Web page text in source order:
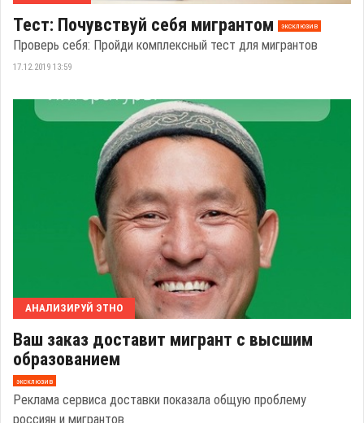
Тест: Почувствуй себя мигрантом эксклюзив
Проверь себя: Пройди комплексный тест для мигрантов
17.12.2019 13:59
АНАЛИЗИРУЙ ЭТНО
Ваш заказ доставит мигрант с высшим
образованием
эксклюзив
Реклама сервиса доставки показала общую проблему
россиян и мигрантов